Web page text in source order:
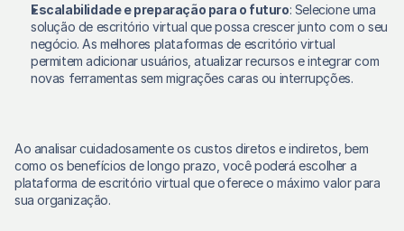
Escalabilidade e preparação para o futuro: Selecione uma
solução de escritório virtual que possa crescer junto com o seu
negócio. As melhores plataformas de escritório virtual
permitem adicionar usuários, atualizar recursos e integrar com
novas ferramentas sem migrações caras ou interrupções.
Ao analisar cuidadosamente os custos diretos e indiretos, bem
como os benefícios de longo prazo, você poderá escolher a
plataforma de escritório virtual que oferece o máximo valor para
sua organização.